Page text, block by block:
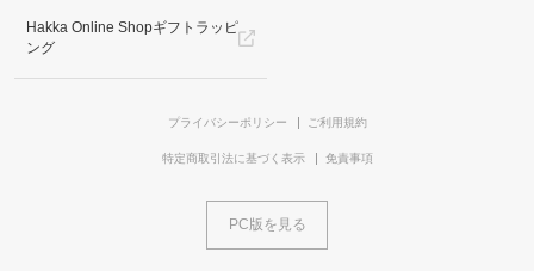
Hakka Online Shopギフトラッピ
ング
プライバシーポリシー ご利用規約
特定商取引法に基づく表示 免責事項
PC版を見る